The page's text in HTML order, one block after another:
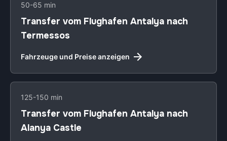
50-65 min
Transfer vom Flughafen Antalya nach
Termessos
Fahrzeuge und Preise anzeigen
125-150 min
Transfer vom Flughafen Antalya nach
Alanya Castle